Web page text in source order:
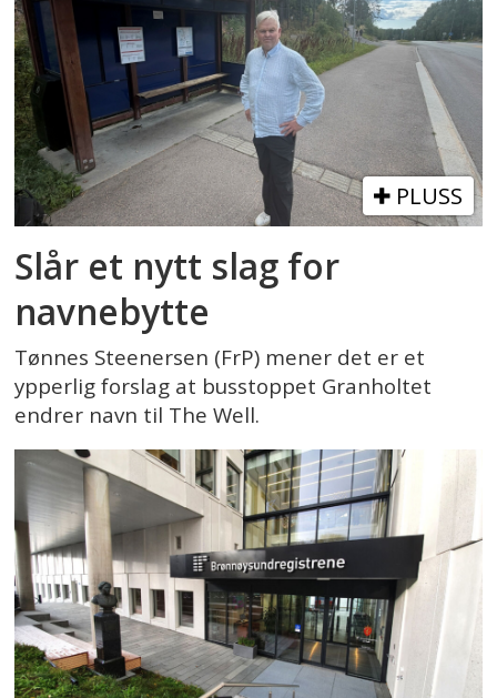
PLUSS
Slår et nytt slag for
navnebytte
Tønnes Steenersen (FrP) mener det er et
ypperlig forslag at busstoppet Granholtet
endrer navn til The Well.